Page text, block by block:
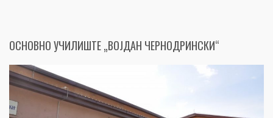
ОСНОВНО УЧИЛИШТЕ „ВОЈДАН ЧЕРНОДРИНСКИ“